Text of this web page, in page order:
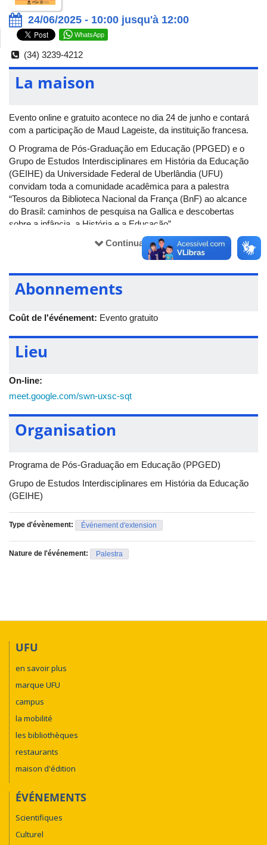
24/06/2025 - 10:00 jusqu'à 12:00
WhatsApp
(34) 3239-4212
La maison
Evento online e gratuito acontece no dia 24 de junho e contará
com a participação de Maud Lageiste, da instituição francesa.
O Programa de Pós-Graduação em Educação (PPGED) e o
Grupo de Estudos Interdisciplinares em História da Educação
(GEIHE) da Universidade Federal de Uberlândia (UFU)
convidam toda a comunidade acadêmica para a palestra
“Tesouros da Biblioteca Nacional da França (BnF) ao alcance
do Brasil: caminhos de pesquisa na Gallica e descobertas
sobre a infância, a História e a Educação”.
O evento será ministrado por Maud Lageiste, representante da
Biblioteca Nacional da França (BnF), uma das mais importantes
Gallica, a biblioteca digital da BnF, que disponibiliza milhões de
documentos online. Serão apresentados caminhos de pesquisa
a partir deste vasto acervo digital.
A atividade é gratuita, aberta a todos os interessados e haverá
emissão de certificado para os participantes.
• O quê: Palestra “Tesouros da Biblioteca Nacional da França
(BnF) ao alcance do Brasil"
• Onde: Sala virtual no Google Meet
• Link de acesso: meet.google.com/swn-uxsc-sqt
Continuar lendo
Abonnements
Coût de l'événement: Evento gratuito
Lieu
On-line:
meet.google.com/swn-uxsc-sqt
Organisation
Programa de Pós-Graduação em Educação (PPGED)
Grupo de Estudos Interdisciplinares em História da Educação
(GEIHE)
Type d'évènement: Événement d'extension
Nature de l'événement: Palestra
UFU
en savoir plus
marque UFU
campus
la mobilité
les bibliothèques
restaurants
maison d'édition
ÉVÉNEMENTS
Scientifiques
Culturel